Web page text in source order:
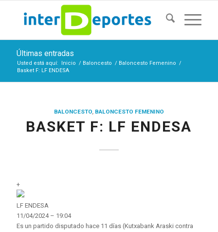
Últimas entradas
Usted está aquí: Inicio / Baloncesto / Baloncesto Femenino /
Basket F: LF ENDESA
BALONCESTO, BALONCESTO FEMENINO
BASKET F: LF ENDESA
+
LF ENDESA
11/04/2024 – 19:04
Es un partido disputado hace 11 días (Kutxabank Araski contra